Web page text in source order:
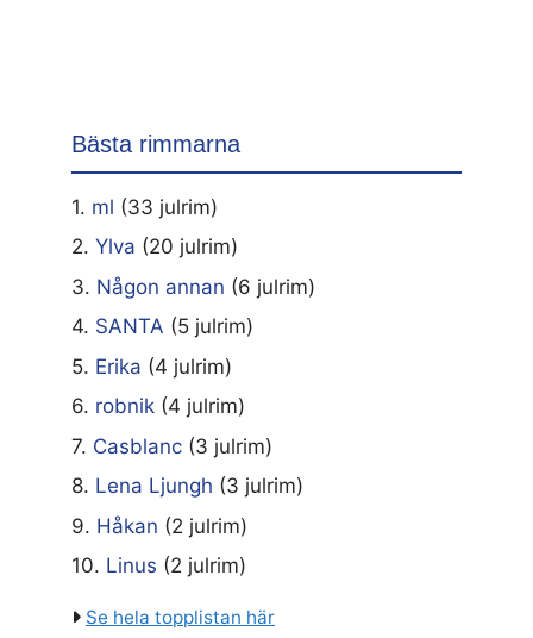
Bästa rimmarna
1. ml (33 julrim)
2. Ylva (20 julrim)
3. Någon annan (6 julrim)
4. SANTA (5 julrim)
5. Erika (4 julrim)
6. robnik (4 julrim)
7. Casblanc (3 julrim)
8. Lena Ljungh (3 julrim)
9. Håkan (2 julrim)
10. Linus (2 julrim)
Se hela topplistan här